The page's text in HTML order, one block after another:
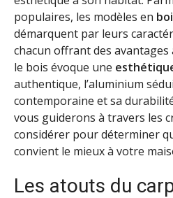
populaires, les modèles en
démarquent par leurs
chacun offrant des avantages
le bois évoque une
authentique, l’aluminium
contemporaine et sa
vous guiderons à travers les
considérer pour déterminer
convient le mieux à votre
Les atouts du